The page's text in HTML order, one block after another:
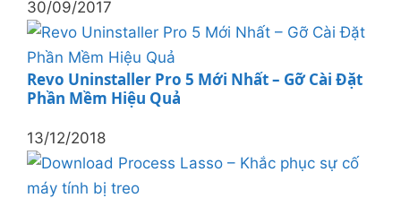
30/09/2017
Revo Uninstaller Pro 5 Mới Nhất – Gỡ Cài Đặt
Phần Mềm Hiệu Quả
13/12/2018